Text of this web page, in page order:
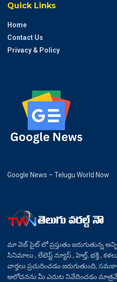
Quick Links
Home
Contact Us
Privacy & Policy
Google News – Telugu World Now
మా వెబ్ సైట్ లో ప్రస్తుతం జరుగుతున్న
సినిమాలు , లేటెస్ట్ న్యూస్ , హెల్త్, భక్తి ,
వార్తలు ప్రచురించడం జరుగుతుంది,
ఆలోచనను మీ ఎదుట నివేదించడం